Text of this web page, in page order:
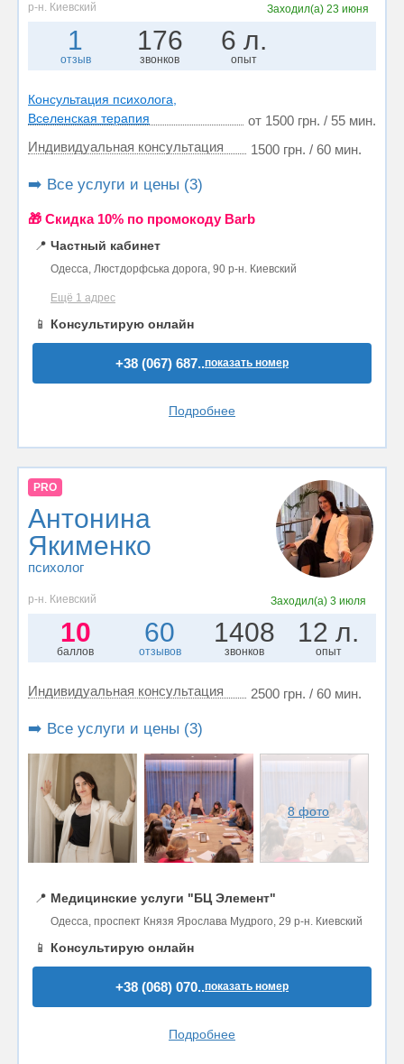
р-н. Киевский Заходил(а)23 июня
1
отзыв
176
звонков
6 л.
опыт
Консультация психолога,
Вселенская терапия
от 1500 грн. / 55 мин.
Индивидуальная консультация
1500 грн. / 60 мин.
➡️ Все услуги и цены (3)
🎁 Cкидка 10% по промокоду Barb
📍 Частный кабинет
Одесса, Люстдорфська дорога, 90 р-н. Киевский
Ещё 1 адрес
📱 Консультирую онлайн
+38 (067) 687..показать номер
Подробнее
PRO
Антонина
Якименко
психолог
р-н. Киевский Заходил(а) 3 июля
10
баллов
60
отзывов
1408
звонков
12 л.
опыт
Индивидуальная консультация 2500 грн. / 60 мин.
➡️ Все услуги и цены (3)
8 фото
📍 Медицинские услуги "БЦ Элемент"
Одесса, проспект Князя Ярослава Мудрого, 29 р-н. Киевский
📱 Консультирую онлайн
+38 (068) 070..показать номер
Подробнее